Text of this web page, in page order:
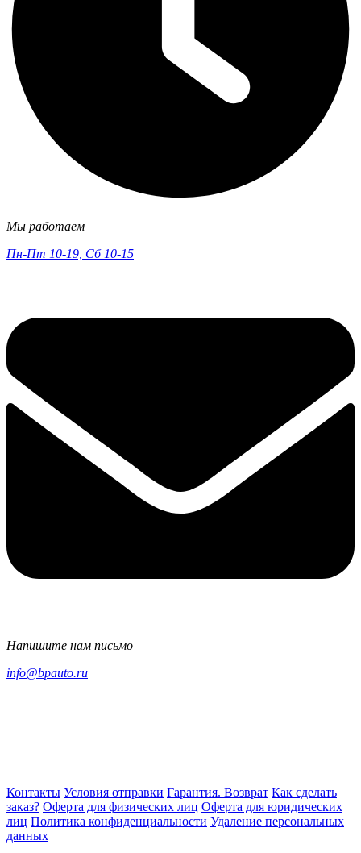
Мы работаем
Пн-Пт 10-19, Сб 10-15
Напишите нам письмо
info@bpauto.ru
Контакты Условия отправки Гарантия. Возврат Как сделать
заказ? Оферта для физических лиц Оферта для юридических
лиц Политика конфиденциальности Удаление персональных
данных